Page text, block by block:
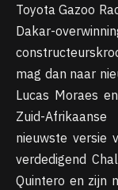
Toyota Gazoo
Dakar-
mag dan naar
Lucas Moraes
Zuid-
nieuwste versie
verdedigend
Quintero en zijn